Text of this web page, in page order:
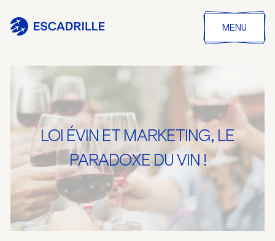
MENU
LOI ÉVIN ET MARKETING, LE
PARADOXE DU VIN !